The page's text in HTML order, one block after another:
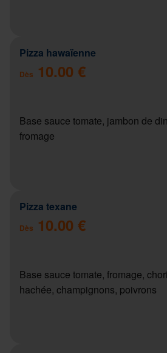
Pizza hawaïenne
Dès 10.00 €
Base sauce tomate, jambon de
fromage
Pizza texane
Dès 10.00 €
Base sauce tomate, fromage,
hachée, champignons, poivrons